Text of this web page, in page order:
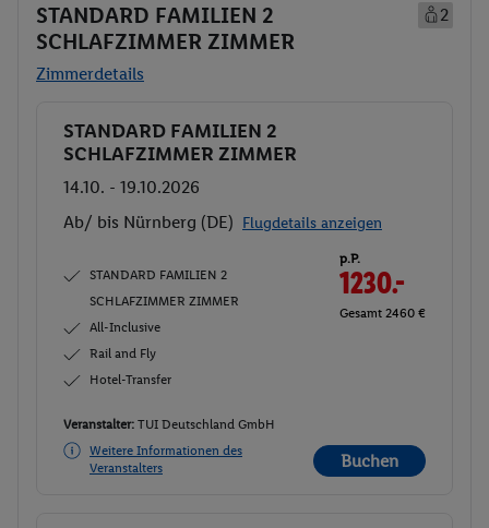
STANDARD FAMILIEN 2
SCHLAFZIMMER ZIMMER
2
Zimmerdetails
Buchen
STANDARD FAMILIEN 2
SCHLAFZIMMER ZIMMER
14.10. - 19.10.2026
Ab/ bis Nürnberg (DE) Flugdetails anzeigen
STANDARD FAMILIEN 2
SCHLAFZIMMER ZIMMER
All-Inclusive
Rail and Fly
Hotel-Transfer
p.P.
1230.-
Gesamt 2460 €
Veranstalter: TUI Deutschland GmbH
Weitere Informationen des
Veranstalters
Buchen